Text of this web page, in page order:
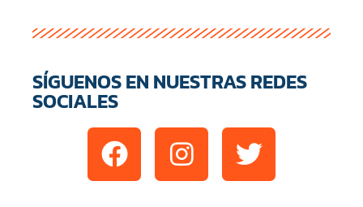
SÍGUENOS EN NUESTRAS REDES
SOCIALES